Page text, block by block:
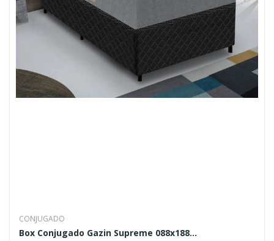
CONJUGADO
Box Conjugado Gazin Supreme 088x188...